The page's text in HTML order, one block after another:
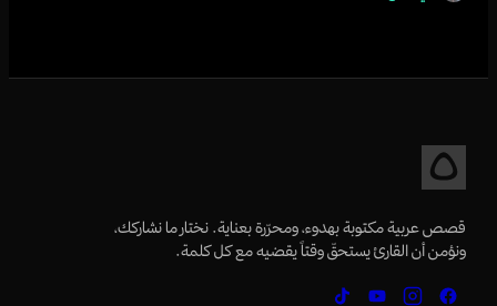
قصص عربية مكتوبة بهدوء، ومحرّرة بعناية. نختار ما نشاركك،
ونؤمن أن القارئ يستحقّ وقتاً يقضيه مع كل كلمة.